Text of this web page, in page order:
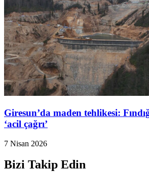
Giresun’da maden tehlikesi:
‘acil çağrı’
7 Nisan 2026
Bizi Takip Edin